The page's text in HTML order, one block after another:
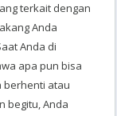
terkait dengan
Anda
Anda di
apa pun bisa
berhenti atau
begitu, Anda